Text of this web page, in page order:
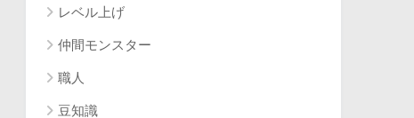
レベル上げ
仲間モンスター
職人
豆知識